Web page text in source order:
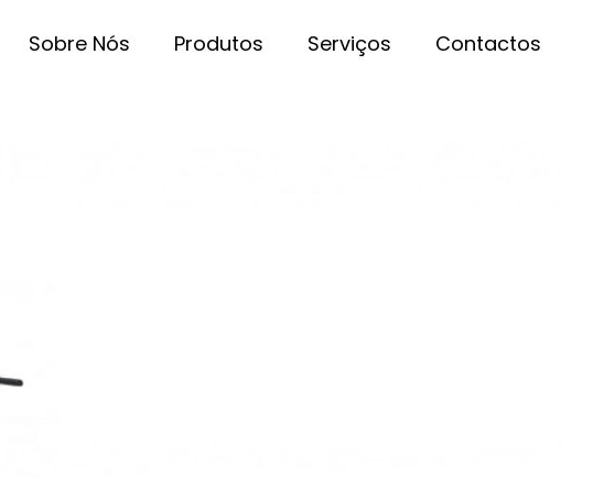
Sobre Nós Produtos Serviços Contactos